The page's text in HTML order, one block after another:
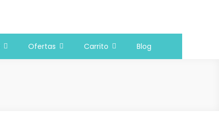
Ofertas Carrito Blog